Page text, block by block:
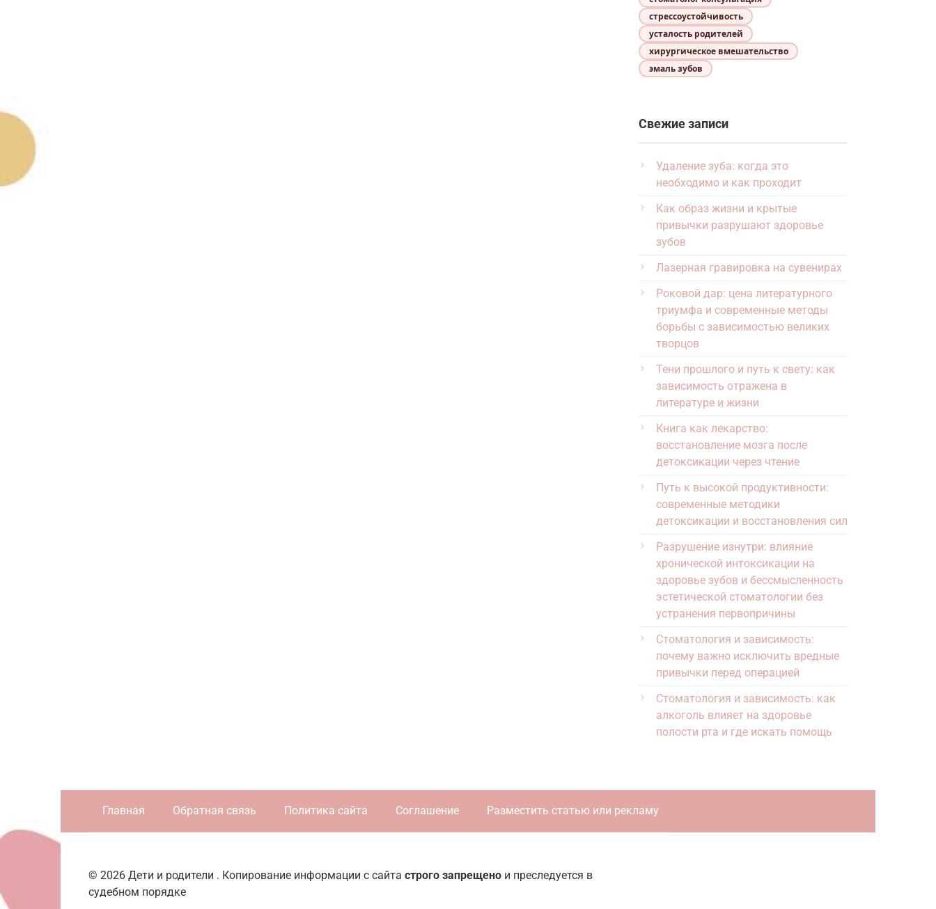
стрессоустойчивость
усталость родителей
хирургическое вмешательство
эмаль зубов
Свежие записи
Удаление зуба: когда это
необходимо и как проходит
Как образ жизни и крытые
привычки разрушают здоровье
зубов
Лазерная гравировка на сувенирах
Роковой дар: цена литературного
триумфа и современные методы
борьбы с зависимостью великих
творцов
Тени прошлого и путь к свету: как
зависимость отражена в
литературе и жизни
Книга как лекарство:
восстановление мозга после
детоксикации через чтение
Путь к высокой продуктивности:
современные методики
детоксикации и восстановления сил
Разрушение изнутри: влияние
хронической интоксикации на
здоровье зубов и бессмысленность
эстетической стоматологии без
устранения первопричины
Стоматология и зависимость:
почему важно исключить вредные
привычки перед операцией
Стоматология и зависимость: как
алкоголь влияет на здоровье
полости рта и где искать помощь
Главная Обратная связь Политика сайта Соглашение Разместить статью или рекламу
© 2026 Дети и родители . Копирование информации с сайта строго запрещено и преследуется в
судебном порядке